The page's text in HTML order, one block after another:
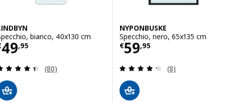
bianco, 40x130 cm
49,95 € 49,95
Recensione: 4.4 fuori da 5 stelle. Totale
(80)
NYPONBUSKE
Specchio, nero, 65x135 cm
€59,95
Prezzo € 59,95
Recensione:
(8)